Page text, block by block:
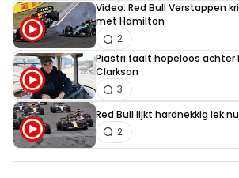
Video: Red Bull Verstappen
met Hamilton
2
Piastri faalt hopeloos achter
Clarkson
3
Red Bull lijkt hardnekkig lek
2